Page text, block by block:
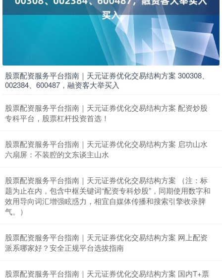
上证综指 3940.04 +39.68 +1.02%
深证成指 14311.01 +200.89 +1.42%
股票配资服务平台指南｜天元证券优化交易结构方案 300308、
002384、600487，融资客大举买入
股票配资服务平台指南｜天元证券优化交易结构方案 配资炒股
专科平台，股票杠杆投资首选！
股票配资服务平台指南｜天元证券优化交易结构方案 启功山水
六扇屏：不装腔的文东谈主山水
股票配资服务平台指南｜天元证券优化交易结构方案 （注：标
题为止在内，包含中枢关键词“配资专科炒股”，同期使用数字和
效用导向词汇增强眩惑力，相宜自媒体传播和搜索引擎收录脾
气。）
股票配资服务平台指南｜天元证券优化交易结构方案 网上配资
派系哪家好？安全正规平台选拔指南
股票配资服务平台指南｜天元证券优化交易结构方案 国内T+票